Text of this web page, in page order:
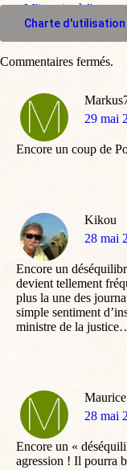
M'inscrire à
Charte
dit
29 mai
Encore un coup de
Kikou
dit
28 mai
Encore un
devient tellement
plus la une des
simple sentiment
ministre de la
dit
28 mai
Encore un «
agression ! Il pourra
Commentaires fermés.